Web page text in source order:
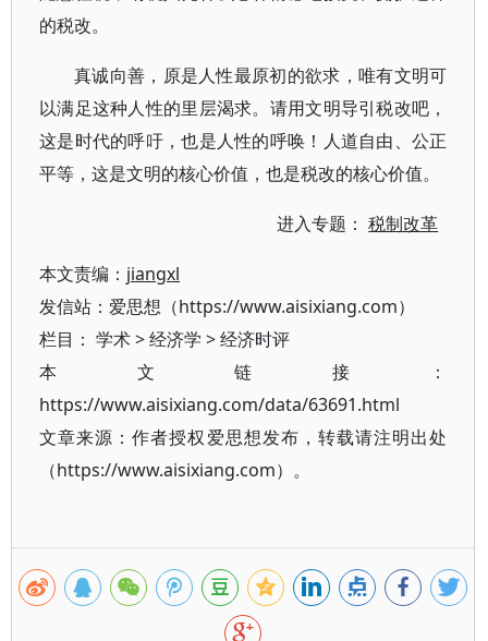
的税改。
真诚向善，原是人性最原初的欲求，唯有文明可
以满足这种人性的里层渴求。请用文明导引税改吧，
这是时代的呼吁，也是人性的呼唤！人道自由、公正
平等，这是文明的核心价值，也是税改的核心价值。
进入专题：税制改革
本文责编： jiangxl
发信站：爱思想（https://www.aisixiang.com）
栏目： 学术>经济学 >经济时评
本文链接：
https://www.aisixiang.com/data/63691.html
文章来源：作者授权爱思想发布，转载请注明出处
（https://www.aisixiang.com）。